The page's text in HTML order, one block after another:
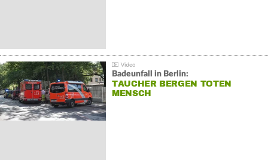
Badeunfall in Berlin:
TAUCHER BERGEN TOTEN
MENSCH